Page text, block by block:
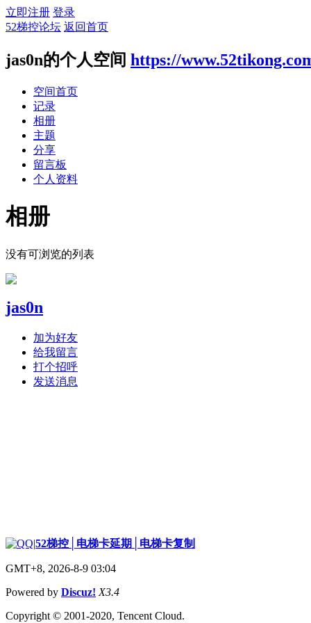
立即注册 登录
52梯控论坛 返回首页
jas0n的个人空间 https://
空间首页
记录
相册
主题
分享
留言板
个人资料
相册
没有可浏览的列表
jas0n
加为好友
给我留言
打个招呼
发送消息
|52梯控│电梯卡延期│电梯卡复制
GMT+8, 2026-8-9 03:04
Powered by Discuz! X3.4
Copyright © 2001-2020, Tencent Cloud.